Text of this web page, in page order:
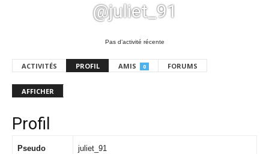
@juliet_91
Pas d’activité récente
ACTIVITÉS PROFIL AMIS 0 FORUMS
AFFICHER
Profil
Pseudo juliet_91